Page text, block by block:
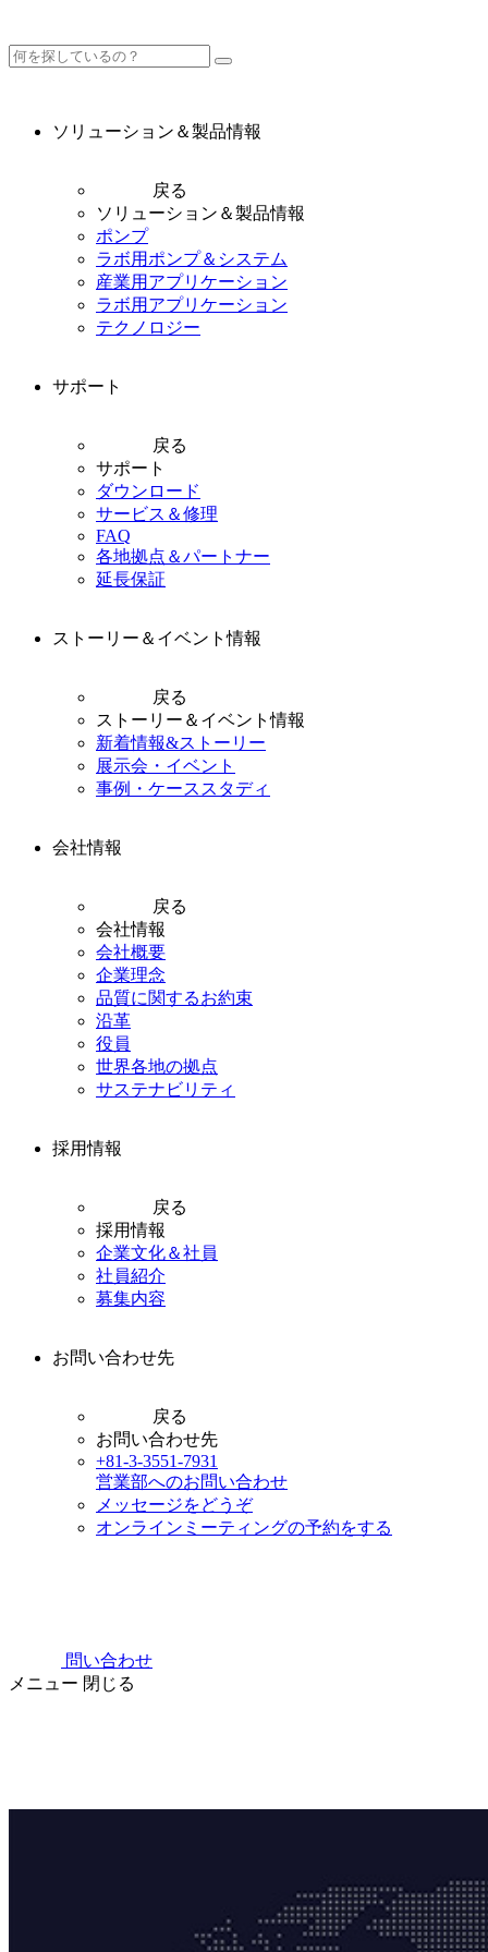
ソリューション＆製品情報
戻る
ソリューション＆製品情報
ポンプ
ラボ用ポンプ＆システム
産業用アプリケーション
ラボ用アプリケーション
テクノロジー
サポート
戻る
サポート
ダウンロード
サービス＆修理
FAQ
各地拠点＆パートナー
延長保証
ストーリー＆イベント情報
戻る
ストーリー＆イベント情報
新着情報&ストーリー
展示会・イベント
事例・ケーススタディ
会社情報
戻る
会社情報
会社概要
企業理念
品質に関するお約束
沿革
役員
世界各地の拠点
サステナビリティ
採用情報
戻る
採用情報
企業文化＆社員
社員紹介
募集内容
お問い合わせ先
戻る
お問い合わせ先
+81-3-3551-7931
営業部へのお問い合わせ
メッセージをどうぞ
オンラインミーティングの予約をする
問い合わせ
メニュー 閉じる